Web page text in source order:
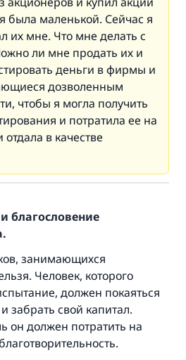
была маленькой. Сейчас я
их мне. Что мне делать с
ли мне продать их и
деньги в фирмы и
дозволенным
чтобы я могла получить
и потратила ее на
в качестве
благословение
занимающихся
Человек, которого
должен покаяться
забрать свой капитал.
он должен потратить на